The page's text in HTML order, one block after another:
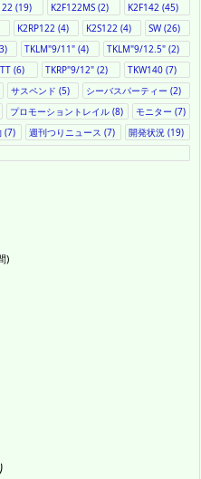
(19) K2F122MS (2) K2F142 (45)
K2RP122(4) K2S122(4) SW(26)
TKLM"9/11" (4) TKLM"9/12.5" (2)
(6) TKRP"9/12"(2) TKW140 (7)
サスペンド (5) シーバスパーティー (2)
プロモーショントレイル (8) モニター (7)
(7) 週刊つりニュース (7) 開発状況 (19)
)